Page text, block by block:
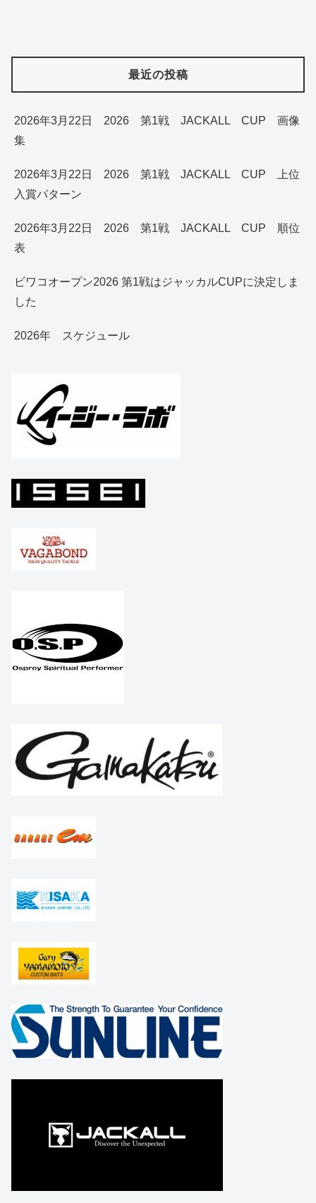
最近の投稿
2026年3月22日 2026 第1戦 JACKALL CUP 画像
集
2026年3月22日 2026 第1戦 JACKALL CUP 上位
入賞パターン
2026年3月22日 2026 第1戦 JACKALL CUP 順位
表
ビワコオープン2026 第1戦はジャッカルCUPに決定しま
した
2026年 スケジュール